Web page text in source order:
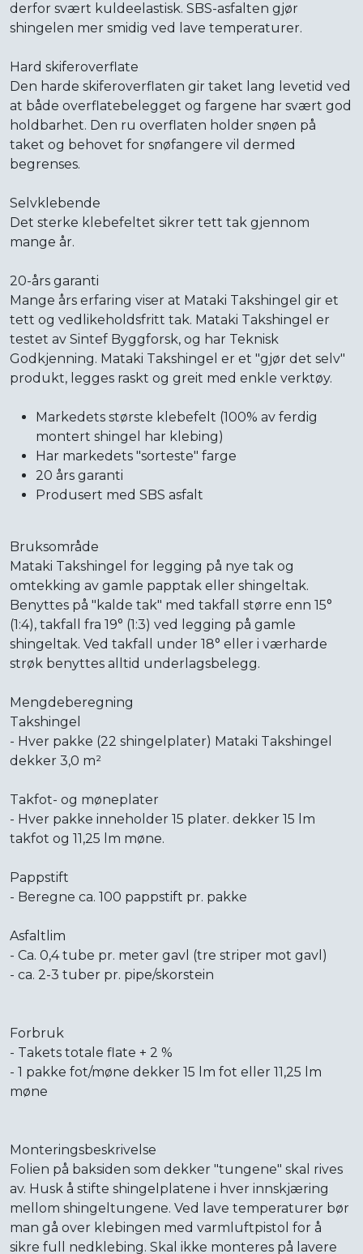
derfor svært kuldeelastisk. SBS-asfalten gjør
shingelen mer smidig ved lave temperaturer.
Hard skiferoverflate
Den harde skiferoverflaten gir taket lang levetid ved
at både overflatebelegget og fargene har svært god
holdbarhet. Den ru overflaten holder snøen på
taket og behovet for snøfangere vil dermed
begrenses.
Selvklebende
Det sterke klebefeltet sikrer tett tak gjennom
mange år.
20-års garanti
Mange års erfaring viser at Mataki Takshingel gir et
tett og vedlikeholdsfritt tak. Mataki Takshingel er
testet av Sintef Byggforsk, og har Teknisk
Godkjenning. Mataki Takshingel er et "gjør det selv"
produkt, legges raskt og greit med enkle verktøy.
Markedets største klebefelt (100% av ferdig
montert shingel har klebing)
Har markedets "sorteste" farge
20 års garanti
Produsert med SBS asfalt
Bruksområde
Mataki Takshingel for legging på nye tak og
omtekking av gamle papptak eller shingeltak.
Benyttes på "kalde tak" med takfall større enn 15°
(1:4), takfall fra 19° (1:3) ved legging på gamle
shingeltak. Ved takfall under 18° eller i værharde
strøk benyttes alltid underlagsbelegg.
Mengdeberegning
Takshingel
- Hver pakke (22 shingelplater) Mataki Takshingel
dekker 3,0 m²
Takfot- og møneplater
- Hver pakke inneholder 15 plater. dekker 15 lm
takfot og 11,25 lm møne.
Pappstift
- Beregne ca. 100 pappstift pr. pakke
Asfaltlim
- Ca. 0,4 tube pr. meter gavl (tre striper mot gavl)
- ca. 2-3 tuber pr. pipe/skorstein
Forbruk
- Takets totale flate + 2 %
- 1 pakke fot/møne dekker 15 lm fot eller 11,25 lm
møne
Monteringsbeskrivelse
Folien på baksiden som dekker "tungene" skal rives
av. Husk å stifte shingelplatene i hver innskjæring
mellom shingeltungene. Ved lave temperaturer bør
man gå over klebingen med varmluftpistol for å
sikre full nedklebing. Skal ikke monteres på lavere